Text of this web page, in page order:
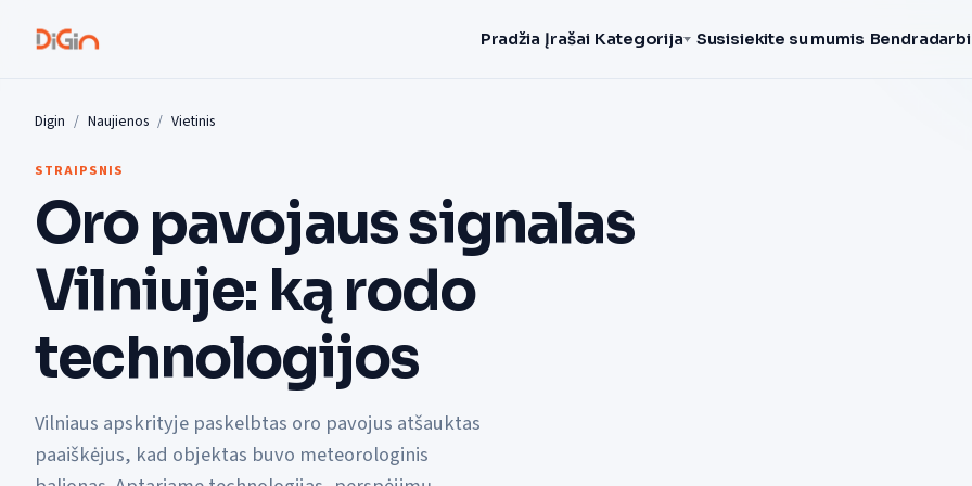
Pradžia Įrašai Kategorija Susisiekite su mumis
Digin Naujienos Vietinis
STRAIPSNIS
Oro pavojaus signalas
Vilniuje: ką rodo
technologijos
Vilniaus apskrityje paskelbtas oro pavojus atšauktas
paaiškėjus, kad objektas buvo meteorologinis